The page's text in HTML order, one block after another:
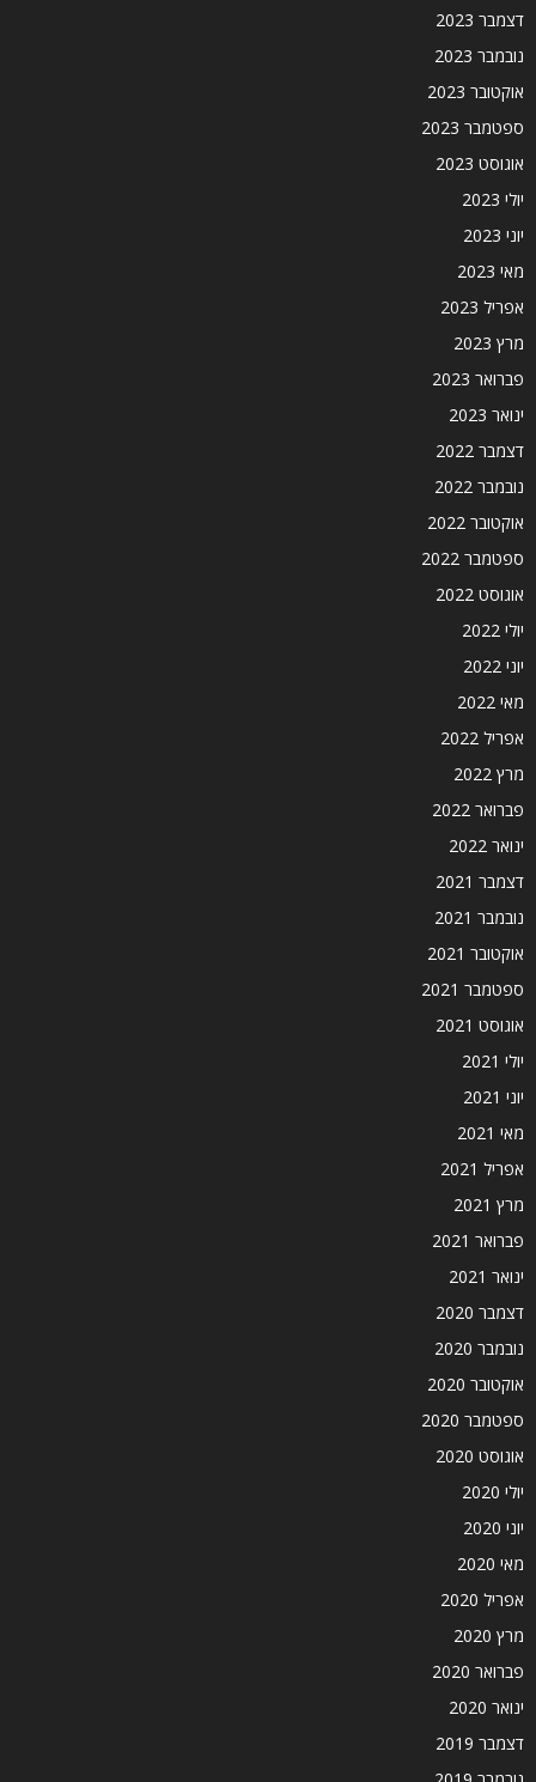
דצמבר 2023
נובמבר 2023
אוקטובר 2023
ספטמבר 2023
אוגוסט 2023
יולי 2023
יוני 2023
מאי 2023
אפריל 2023
מרץ 2023
פברואר 2023
ינואר 2023
דצמבר 2022
נובמבר 2022
אוקטובר 2022
ספטמבר 2022
אוגוסט 2022
יולי 2022
יוני 2022
מאי 2022
אפריל 2022
מרץ 2022
פברואר 2022
ינואר 2022
דצמבר 2021
נובמבר 2021
אוקטובר 2021
ספטמבר 2021
אוגוסט 2021
יולי 2021
יוני 2021
מאי 2021
אפריל 2021
מרץ 2021
פברואר 2021
ינואר 2021
דצמבר 2020
נובמבר 2020
אוקטובר 2020
ספטמבר 2020
אוגוסט 2020
יולי 2020
יוני 2020
מאי 2020
אפריל 2020
מרץ 2020
פברואר 2020
ינואר 2020
דצמבר 2019